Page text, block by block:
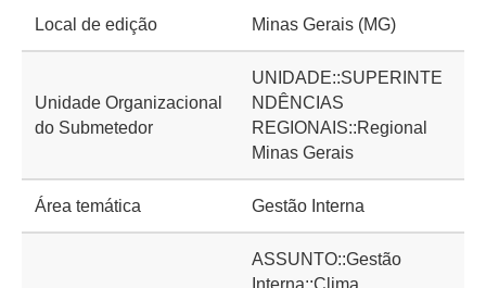
Local de edição Minas Gerais (MG)
Unidade Organizacional
do Submetedor
UNIDADE::SUPERINTE
NDÊNCIAS
REGIONAIS::Regional
Minas Gerais
Área temática Gestão Interna
ASSUNTO::Gestão
Interna::Clima